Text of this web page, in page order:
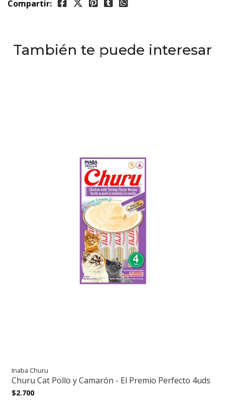
Compartir:
También te puede interesar
Inaba Churu
Churu Cat Pollo y Camarón - El Premio Perfecto 4uds
$2.700